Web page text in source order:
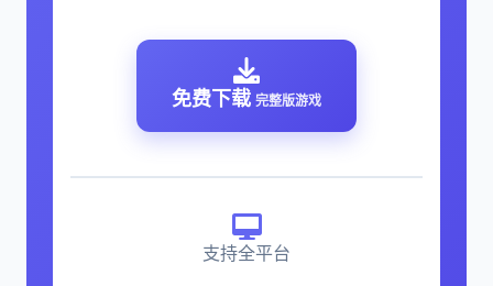
免费下载 完整版游戏
支持全平台